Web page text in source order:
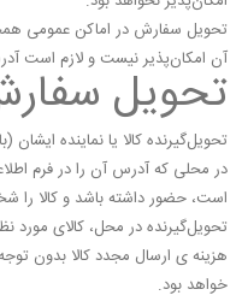
تحویل سفارش در اماکن عمومی
آن امکان‌پذیر نیست و لازم است
تحویل
تحویل‌گیرنده کالا یا نماینده ایشان
در محلی که آدرس آن را در فرم
است، حضور داشته باشد و کالا
تحویل‌گیرنده در محل، کالای مورد
هزینه ی ارسال مجدد کالا بدون
خواهد بود.